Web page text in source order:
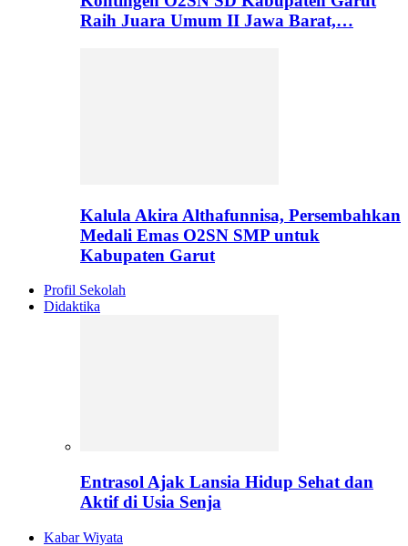
Raih Juara Umum II Jawa Barat,…
Kalula Akira Althafunnisa, Persembahkan
Medali Emas O2SN SMP untuk
Kabupaten Garut
Profil Sekolah
Didaktika
Entrasol Ajak Lansia Hidup Sehat dan
Aktif di Usia Senja
Kabar Wiyata